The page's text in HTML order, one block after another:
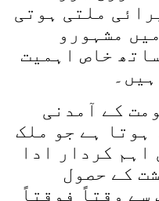
ملتی ہوتی
مشہورو
خاص اہمیت
کے آمدنی
ہوتا ہے جو ملک
کردار ادا
کے حصول
سے وقتاً فوقتاً